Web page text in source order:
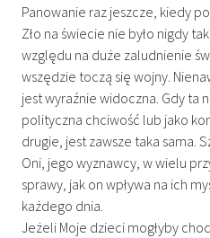
Panowanie raz jeszcze, kiedy
Zło na świecie nie było nigdy
względu na duże zaludnienie
wszędzie toczą się wojny.
jest wyraźnie widoczna. Gdy ta
polityczna chciwość lub jako
drugie, jest zawsze taka sama.
Oni, jego wyznawcy, w wielu
sprawy, jak on wpływa na ich
każdego dnia.
Jeżeli Moje dzieci mogłyby